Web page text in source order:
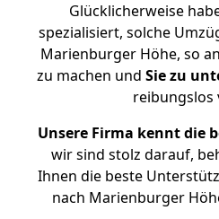
Glücklicherweise
spezialisiert, solche
Marienburger Höhe, so
zu machen und Sie zu
reibungslos
Unsere Firma kennt die
wir sind stolz darauf,
Ihnen die beste
nach Marienburger